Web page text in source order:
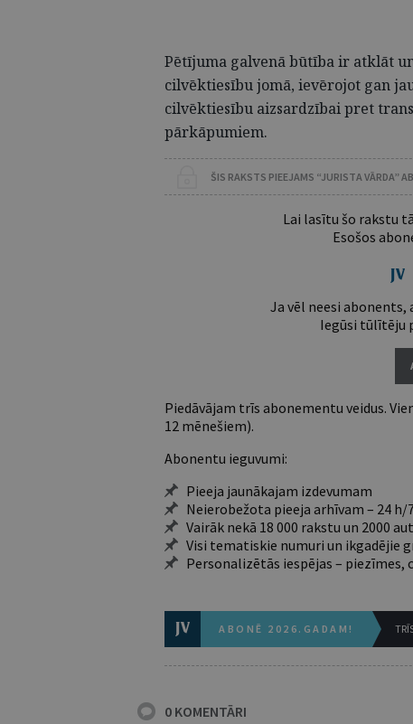
Pētījuma galvenā būtība ir atklāt
cilvēktiesību jomā, ievērojot gan
cilvēktiesību aizsardzībai pret
pārkāpumiem.
ŠIS RAKSTS PIEEJAMS “JURISTA VĀRDA”
Lai lasītu šo rakstu
Esošos
Ja vēl neesi
Iegūsi tūlītēju
Piedāvājam trīs abonementu veidus.
12 mēnešiem).
Abonentu ieguvumi:
Pieeja jaunākajam izdevumam
Neierobežota pieeja arhīvam – 24 h/
Vairāk nekā 18 000 rakstu un 2000
Visi tematiskie numuri un ikgadējie
Personalizētās iespējas – piezīmes,
ABONĒ 2026.GADAM!
0 KOMENTĀRI